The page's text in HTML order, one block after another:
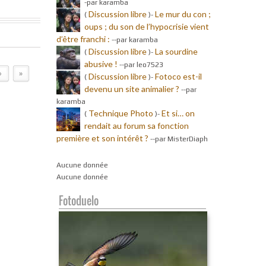
› »
-par karamba
( Discussion libre)- Le mur du con ;
oups ; du son de l’hypocrisie vient
d’être franchi : --par karamba
( Discussion libre)- La sourdine
abusive ! --par leo7523
( Discussion libre)- Fotoco est-il
devenu un site animalier ? --par
karamba
( Technique Photo )- Et si… on
rendait au forum sa fonction
première et son intérêt ? --par MisterDiaph
Aucune donnée
Aucune donnée
Fotoduelo